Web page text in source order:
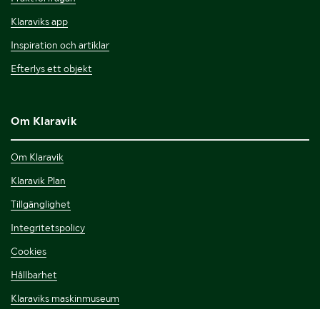
Klaraviks app
Inspiration och artiklar
Efterlys ett objekt
Om Klaravik
Om Klaravik
Klaravik Plan
Tillgänglighet
Integritetspolicy
Cookies
Hållbarhet
Klaraviks maskinmuseum